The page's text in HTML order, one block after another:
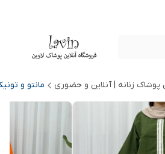
زنانه | آنلاین و حضوری مانتو و